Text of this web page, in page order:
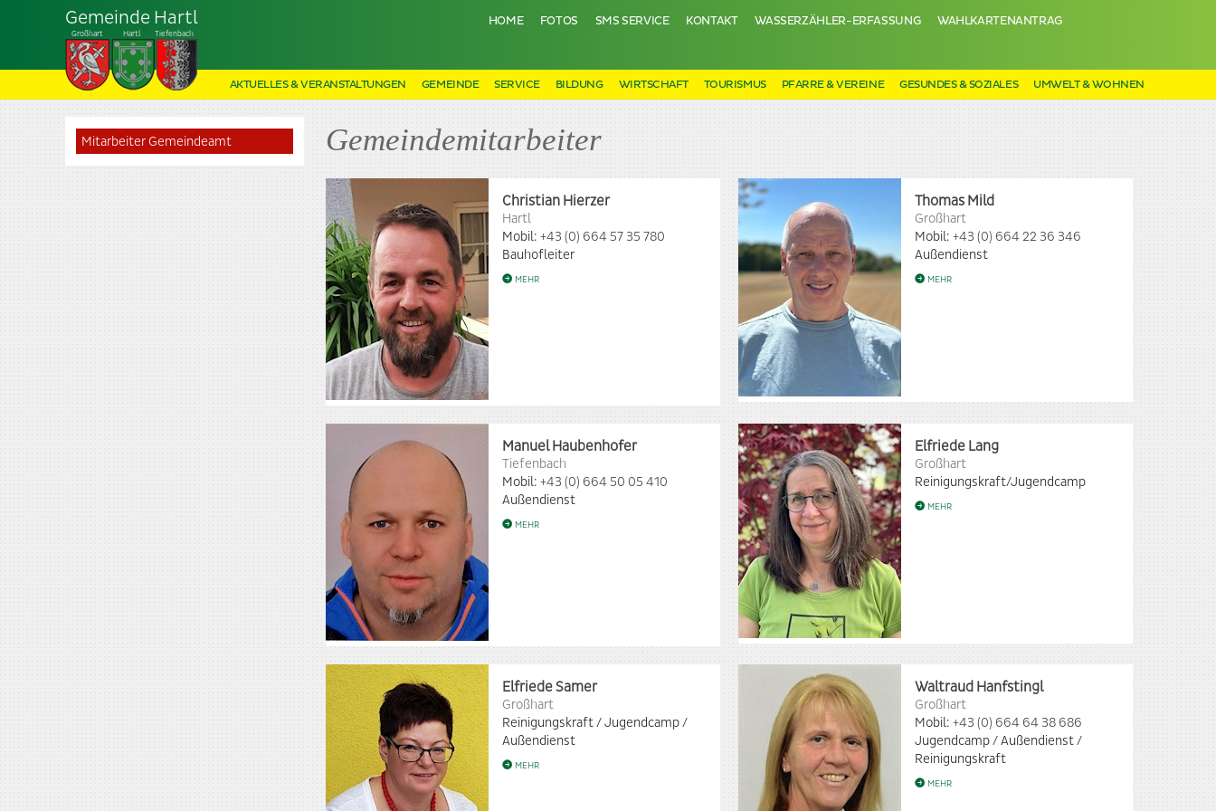
Gemeinde Hartl
Großhart Hartl Tiefenbach
HOME FOTOS SMS SERVICE KONTAKT WASSERZÄHLER-ERFASSUNG WAHLKARTENANTRAG
AKTUELLES & VERANSTALTUNGEN GEMEINDE SERVICE BILDUNG WIRTSCHAFT TOURISMUS PFARRE & VEREINE GESUNDES & SOZIALES UMWELT & WOHNEN
Mitarbeiter Gemeindeamt Gemeindemitarbeiter
Christian Hierzer
Hartl
Mobil: +43 (0) 664 57 35 780
Bauhofleiter
MEHR
Thomas Mild
Großhart
Mobil: +43 (0) 664 22 36 346
Außendienst
MEHR
Manuel Haubenhofer
Tiefenbach
Mobil: +43 (0) 664 50 05 410
Außendienst
MEHR
Elfriede Lang
Großhart
Reinigungskraft/Jugendcamp
MEHR
Elfriede Samer
Großhart
Reinigungskraft / Jugendcamp /
Außendienst
MEHR
Waltraud Hanfstingl
Großhart
Mobil: +43 (0) 664 64 38 686
Jugendcamp / Außendienst /
Reinigungskraft
MEHR